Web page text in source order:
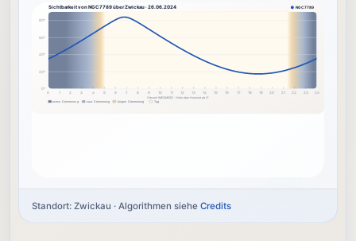
0°
20°
40°
60°
80°
0 1 2 3 4 5 6 7 8 9 10 11 12 13 14 15 16 17 18 19 20 21 22 23 24
Sichtbarkeit von NGC7789 über Zwickau · 26.06.2024 NGC7789
astron. Dämmerung naut. Dämmerung bürgerl. Dämmerung Tag
Ortszeit (MEZ/MESZ) · Höhe über Horizont ab 0°
Standort: Zwickau · Algorithmen sieheCredits